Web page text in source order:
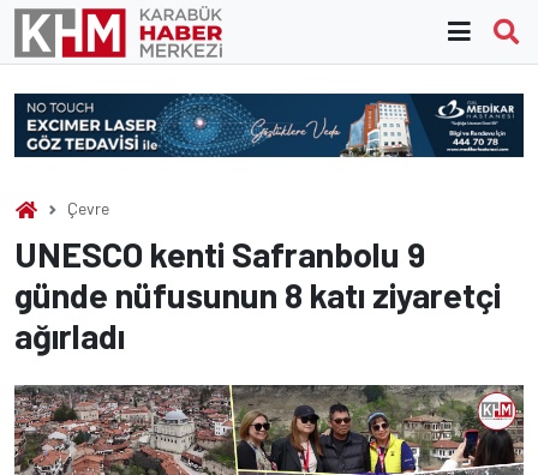
Skip
content
Çevre
UNESCO kenti Safranbolu 9
günde nüfusunun 8 katı ziyaretçi
ağırladı